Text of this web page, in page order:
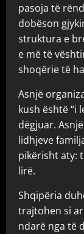
pasoja të
dobëson
struktura e
e më të
shoqërie të
Asnjë
kush është “i
dëgjuar.
lidhjeve
pikërisht aty:
lirë.
Shqipëria
trajtohen si
ndarë nga të